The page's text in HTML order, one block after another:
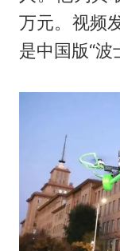
万元。视频
是中国版“波